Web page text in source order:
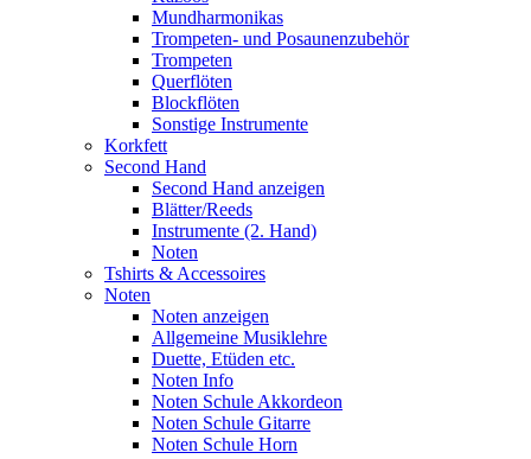
Mundharmonikas
Trompeten- und Posaunenzubehör
Trompeten
Querflöten
Blockflöten
Sonstige Instrumente
Korkfett
Second Hand
Second Hand anzeigen
Blätter/Reeds
Instrumente (2. Hand)
Noten
Tshirts & Accessoires
Noten
Noten anzeigen
Allgemeine Musiklehre
Duette, Etüden etc.
Noten Info
Noten Schule Akkordeon
Noten Schule Gitarre
Noten Schule Horn